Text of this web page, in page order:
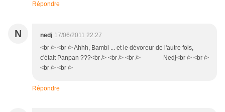
Répondre
N nedj 17/06/2011 22:27
<br /> <br /> Ahhh, Bambi ... et le dévoreur de l'autre fois,
c'était Panpan ???<br /> <br /> <br /> Nedj<br /> <br />
<br /> <br />
Répondre